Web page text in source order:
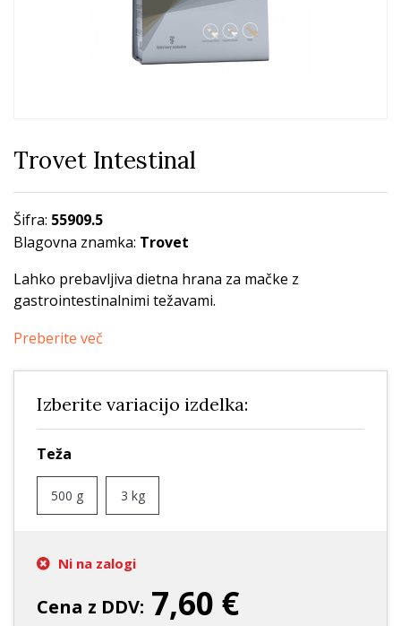
Trovet Intestinal
Šifra: 55909.5
Blagovna znamka: Trovet
Lahko prebavljiva dietna hrana za mačke z
gastrointestinalnimi težavami.
Preberite več
Izberite variacijo izdelka:
Teža
500 g 3 kg
Ni na zalogi
Cena z DDV: 7,60 €